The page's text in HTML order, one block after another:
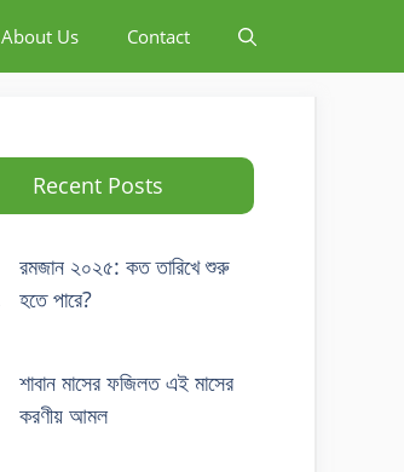
About Us Contact
Recent Posts
রমজান ২০২৫: কত তারিখে শুরু
হতে পারে?
শাবান মাসের ফজিলত এই মাসের
করণীয় আমল